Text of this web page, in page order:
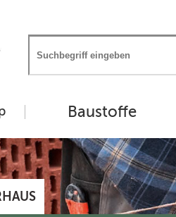
Baustoffe